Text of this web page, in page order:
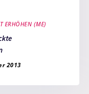
ERHÖHEN (ME)
2013